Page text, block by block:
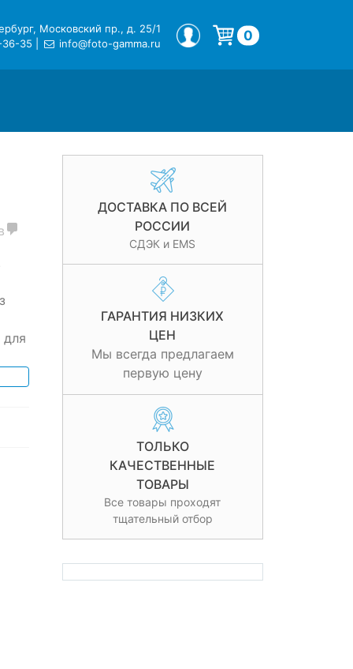
Московский пр., д. 25/1
36-35
info@foto-gamma.ru
МОЙ ПРОФИЛЬ 0
ДОСТАВКА ПО ВСЕЙ
РОССИИ
СДЭК и EMS
ГАРАНТИЯ НИЗКИХ
ЦЕН
Мы всегда предлагаем
первую цену
ТОЛЬКО
КАЧЕСТВЕННЫЕ
ТОВАРЫ
Все товары проходят
тщательный отбор